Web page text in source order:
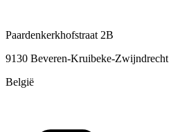
Paardenkerkhofstraat 2B
9130 Beveren-Kruibeke-Zwijndrecht
België